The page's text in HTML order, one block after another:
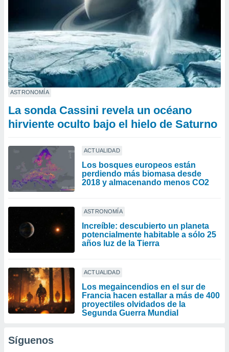
ASTRONOMÍA
La sonda Cassini revela un océano
hirviente oculto bajo el hielo de Saturno
ACTUALIDAD
Los bosques europeos están
perdiendo más biomasa desde
2018 y almacenando menos CO2
ASTRONOMÍA
Increíble: descubierto un planeta
potencialmente habitable a sólo 25
años luz de la Tierra
ACTUALIDAD
Los megaincendios en el sur de
Francia hacen estallar a más de 400
proyectiles olvidados de la
Segunda Guerra Mundial
Síguenos